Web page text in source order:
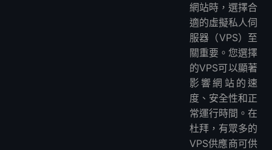
HostGator
Bluehost
結論
常見問題
更多VPS
亞洲VPS:
歐洲VPS:
南美洲VPS:
北美洲VPS:
網站時，選擇合
適的虛擬私人伺
服器（VPS）至
關重要。您選擇
的VPS可以顯著
影響網站的速
度、安全性和正
常運行時間。在
杜拜，有眾多的
VPS供應商可供